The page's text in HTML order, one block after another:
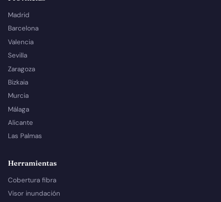
Madrid
Barcelona
Valencia
Sevilla
Zaragoza
Bizkaia
Murcia
Málaga
Alicante
Las Palmas
Herramientas
Cobertura fibra
Visor inundación